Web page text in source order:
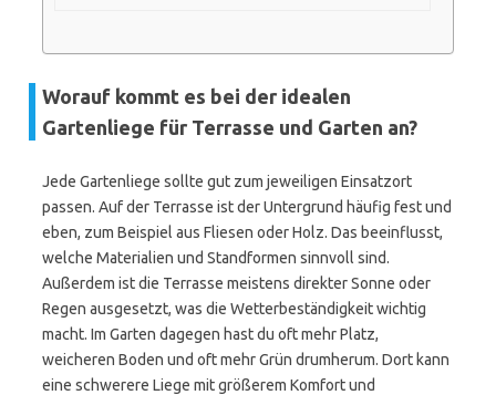
Worauf kommt es bei der idealen
Gartenliege für Terrasse und Garten an?
Jede Gartenliege sollte gut zum jeweiligen Einsatzort
passen. Auf der Terrasse ist der Untergrund häufig fest und
eben, zum Beispiel aus Fliesen oder Holz. Das beeinflusst,
welche Materialien und Standformen sinnvoll sind.
Außerdem ist die Terrasse meistens direkter Sonne oder
Regen ausgesetzt, was die Wetterbeständigkeit wichtig
macht. Im Garten dagegen hast du oft mehr Platz,
weicheren Boden und oft mehr Grün drumherum. Dort kann
eine schwerere Liege mit größerem Komfort und